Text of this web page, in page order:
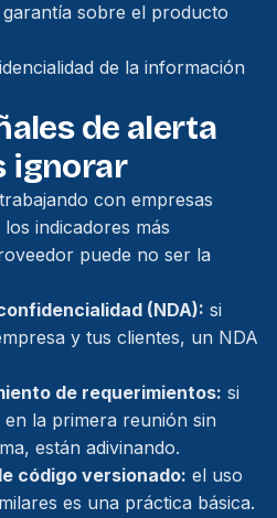
sobre el producto
de la información
de alerta
ignorar
con empresas
indicadores más
puede no ser la
(NDA): si
y tus clientes, un NDA
de requerimientos: si
la primera reunión sin
están adivinando.
código versionado: el uso
es una práctica básica.